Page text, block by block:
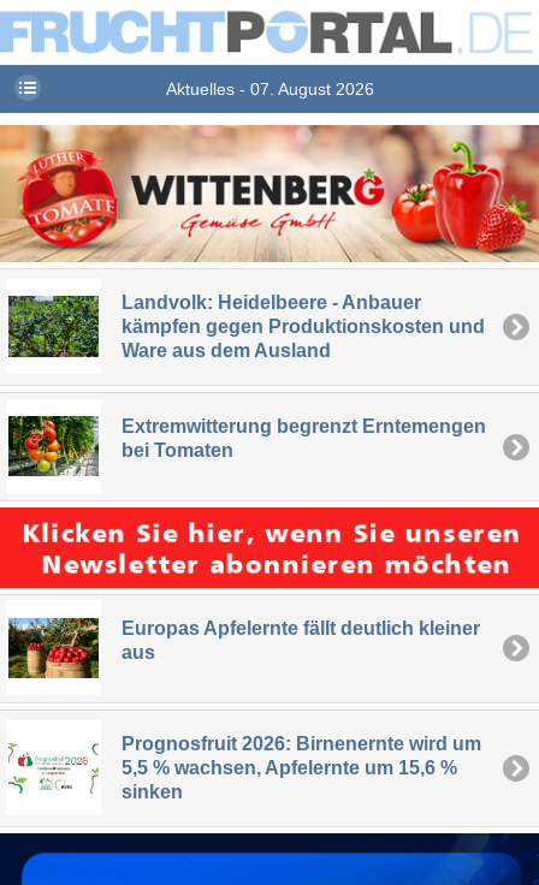
Aktuelles - 07. August 2026
Landvolk: Heidelbeere - Anbauer
kämpfen gegen Produktionskosten und
Ware aus dem Ausland
Extremwitterung begrenzt Erntemengen
bei Tomaten
Europas Apfelernte fällt deutlich kleiner
aus
Prognosfruit 2026: Birnenernte wird um
5,5 % wachsen, Apfelernte um 15,6 %
sinken